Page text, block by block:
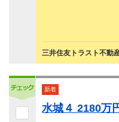
三井住友トラスト不動
新着
水城４ 2180万